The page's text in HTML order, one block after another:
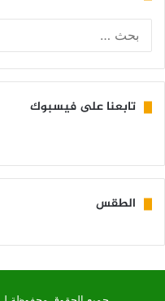
تابعنا على فيسبوك
الطقس